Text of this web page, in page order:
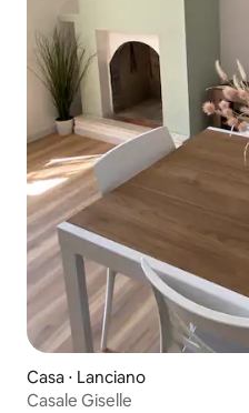
Casa ⋅ Lanciano
Casale Giselle